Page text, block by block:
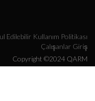
Edilebilir Kullanım Politikası
Çalışanlar Giriş
Copyright ©2024 QARM